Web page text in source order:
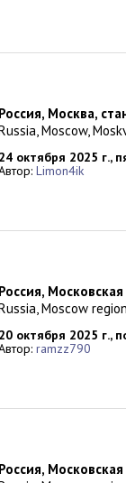
Россия, Москва,
Moscow,
24 октября 2025 г.,
Limon4ik
Россия,
Moscow
20 октября 2025 г.,
ramzz790
Россия,